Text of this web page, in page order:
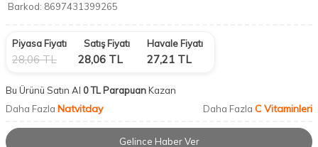
Barkod: 8697431399265
Piyasa Fiyatı
28,06TL
Satış Fiyatı
28,06 TL
Havale Fiyatı
27,21 TL
Bu Ürünü Satın Al 0 TL ParapuanKazan
Daha Fazla Natvitday Daha Fazla C Vitaminleri
Gelince Haber Ver